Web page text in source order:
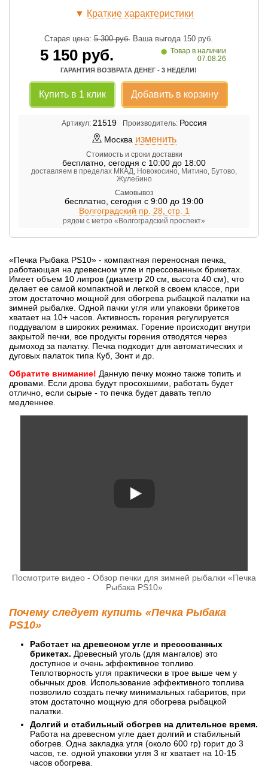
▼ Краткие характеристики
Старая цена:5 300руб. Ваша выгода150руб.
5 150руб. • Товар в наличии
07.08.26
ГАРАНТИЯ ВОЗВРАТА ДЕНЕГ - 3 НЕДЕЛИ!
Купить в 1 клик Добавить в корзину
Артикул: 21519 Производитель: Россия
Москва изменить
Стоимость и сроки доставки
бесплатно сегодня с 10:00 до 18:00
доставляем в пределах МКАД, Новокосино, Митино, Бутово,
Жулебино
Самовывоз
бесплатно сегодня с 9:00 до 19:00
Волгоградский пр. 28, стр. 1
рядом с метро «Волгоградский проспект»
«Печка Рыбака PS10» - компактная переносная печка,
работающая на древесном угле и прессованных брикетах.
Имеет объем 10 литров (диаметр 20 см, высота 40 см), что
делает ее самой компактной и легкой в своем классе, при
этом достаточно мощной для обогрева рыбацкой палатки на
зимней рыбалке. Одной пачки угля или упаковки брикетов
хватает на 10+ часов. Активность горения регулируется
поддувалом в широких режимах. Горение происходит внутри
закрытой печки, все продукты горения отводятся через
дымоход за палатку. Печка подходит для автоматических и
дуговых палаток типа Куб, Зонт и др.
Обратите внимание! Данную печку можно также топить и
дровами. Если дрова будут просохшими, работать будет
отлично, если сырые - то печка будет давать тепло
медленнее.
Посмотрите видео - Обзор печки для зимней рыбалки «Печка
Рыбака PS10»
Почему следует купить «Печка Рыбака
PS10»
Работает на древесном угле и прессованных
брикетах. Древесный уголь (для мангалов) это
доступное и очень эффективное топливо.
Теплотворность угля практически в трое выше чем у
обычных дров. Использование эффективного топлива
позволило создать печку минимальных габаритов, при
этом достаточно мощную для обогрева рыбацкой
палатки.
Долгий и стабильный обогрев на длительное время.
Работа на древесном угле дает долгий и стабильный
обогрев. Одна закладка угля (около 600 гр) горит до 3
часов, т.е. одной упаковки угля 3 кг хватает на 10-15
часов обогрева.